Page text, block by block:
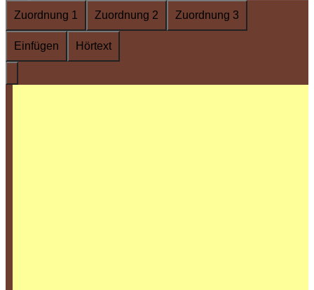
Zuordnung 1
Zuordnung 2 Zuordnung 3
Einfügen Hörtext